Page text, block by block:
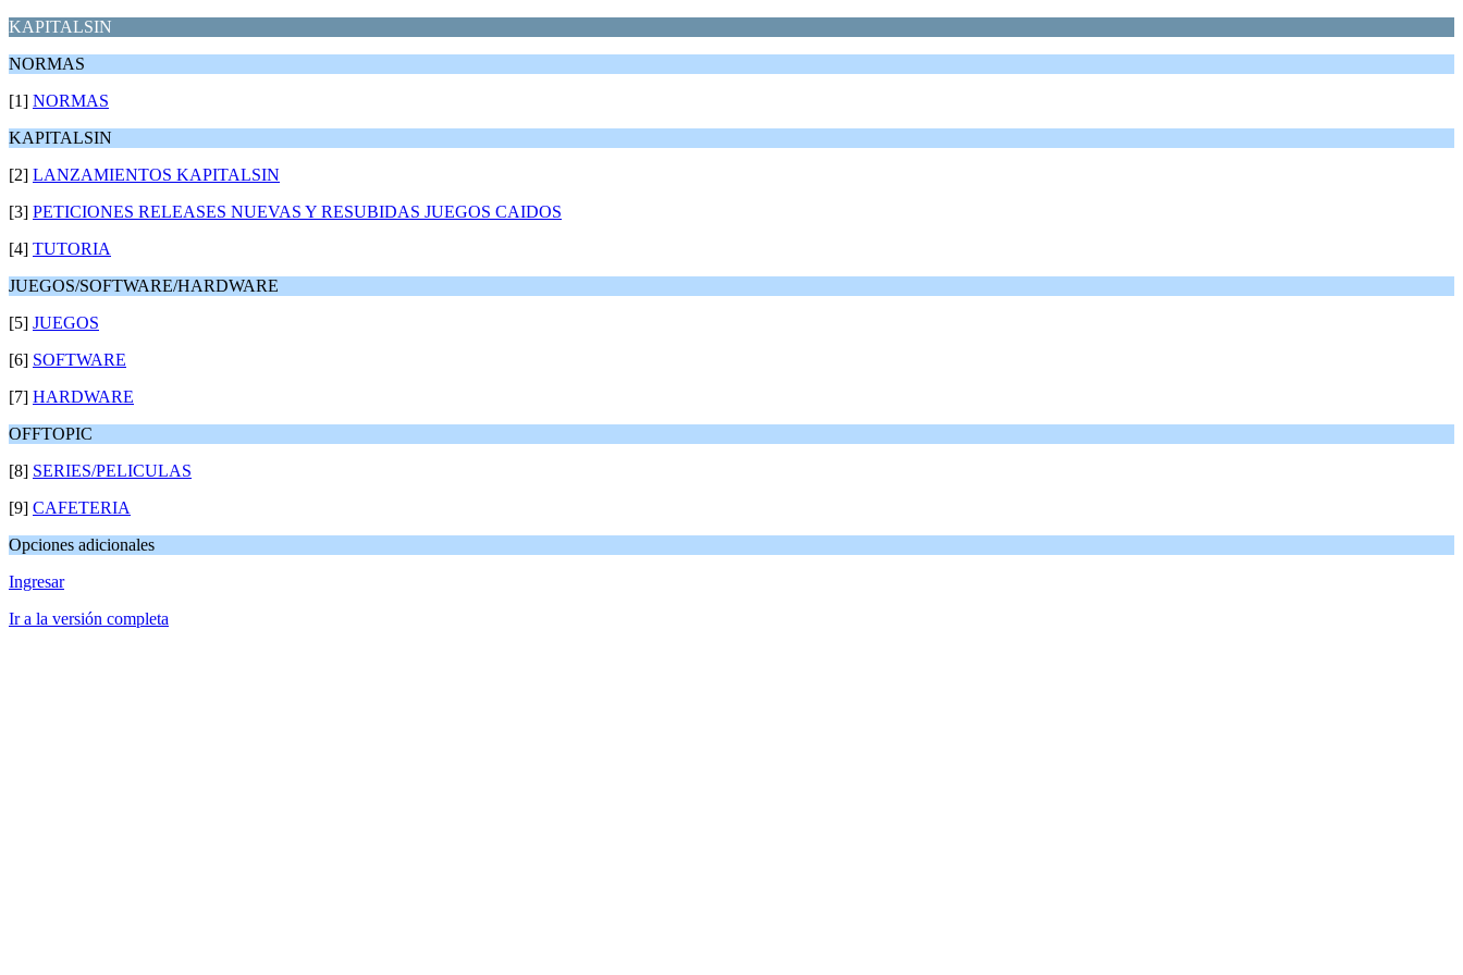
KAPITALSIN
NORMAS
[1] NORMAS
KAPITALSIN
[2] LANZAMIENTOS KAPITALSIN
[3] PETICIONES RELEASES NUEVAS Y RESUBIDAS JUEGOS CAIDOS
[4] TUTORIA
JUEGOS/SOFTWARE/HARDWARE
[5] JUEGOS
[6] SOFTWARE
[7] HARDWARE
OFFTOPIC
[8] SERIES/PELICULAS
[9] CAFETERIA
Opciones adicionales
Ingresar
Ir a la versión completa